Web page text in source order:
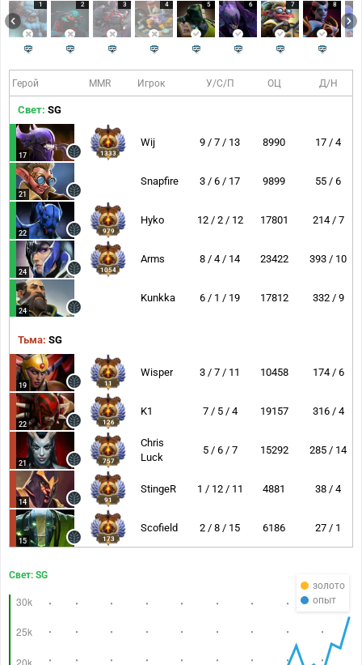
1 2 3 4 5 6 7 8
Герой MMR Игрок У/С/П ОЦ Д/Н
Свет: SG
17 1333
Wij 9 / 7 / 13 8990 17 / 4
21
Snapfire 3 / 6 / 17 9899 55 / 6
22 979
Hyko 12 / 2 / 12 17801 214 / 7
24 1054
Arms 8 / 4 / 14 23422 393 / 10
24
Kunkka 6 / 1 / 19 17812 332 / 9
Тьма: SG
19 11
Wisper 3 / 7 / 11 10458 174 / 6
22 126
K1 7 / 5 / 4 19157 316 / 4
21 757
Chris
Luck
5 / 6 / 7 15292 285 / 14
14 91
StingeR 1 / 12 / 11 4881 38 / 4
15 173
Scofield 2 / 8 / 15 6186 27 / 1
золото
опыт
Свет: SG